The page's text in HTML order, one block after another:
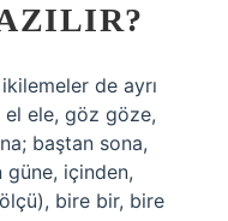
de ayrı
el ele, göz göze,
baştan sona,
güne, içinden,
bire bir, bire